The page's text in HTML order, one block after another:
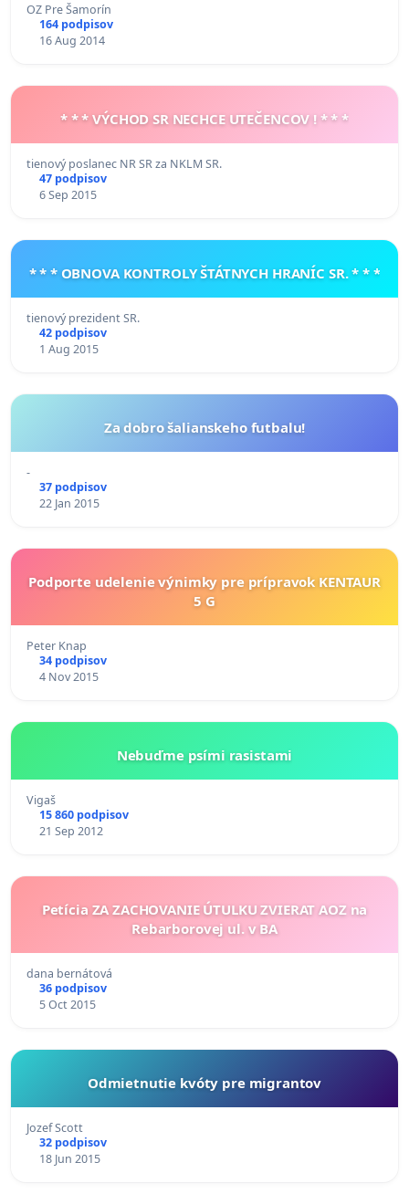
OZ Pre Šamorín
164 podpisov
16 Aug 2014
* * * VÝCHOD SR NECHCE UTEČENCOV ! * * *
tienový poslanec NR SR za NKLM SR.
47 podpisov
6 Sep 2015
* * * OBNOVA KONTROLY ŠTÁTNYCH HRANÍC SR. * * *
tienový prezident SR.
42 podpisov
1 Aug 2015
Za dobro šalianskeho futbalu!
-
37 podpisov
22 Jan 2015
Podporte udelenie výnimky pre prípravok KENTAUR
5 G
Peter Knap
34 podpisov
4 Nov 2015
Nebuďme psími rasistami
Vigaš
15 860 podpisov
21 Sep 2012
Petícia ZA ZACHOVANIE ÚTULKU ZVIERAT AOZ na
Rebarborovej ul. v BA
dana bernátová
36 podpisov
5 Oct 2015
Odmietnutie kvóty pre migrantov
Jozef Scott
32 podpisov
18 Jun 2015